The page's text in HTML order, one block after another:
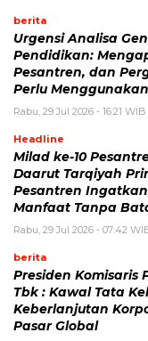
berita
Urgensi Analisa
Pendidikan:
Pesantren, dan
Perlu Menggunakan
Rabu, 29 Jul 2026 - 16:21 WIB
Headline
Milad ke-10
Daarut Tarqiyah
Pesantren
Manfaat Tanpa
Rabu, 29 Jul 2026 - 07:42
berita
Presiden Komisaris
Tbk : Kawal Tata
Keberlanjutan
Pasar Global